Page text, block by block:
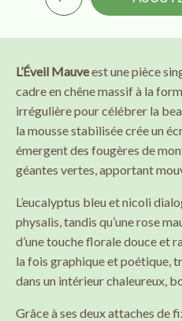
L’Éveil Mauveest une pièce
cadre en chêne massif à la
irrégulière pour célébrer la
la mousse stabilisée crée un
émergent des fougères de
géantes vertes, apportant
L’eucalyptus bleu et nicoli
physalis, tandis qu’une rose
d’une touche florale douce et
la fois graphique et poétique,
dans un intérieur chaleureux,
Grâce à ses deux attaches de